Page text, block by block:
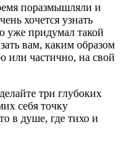
поразмышляли и
хочется узнать
уже придумал такой
вам, каким образом
или частично, на свой
три глубоких
себя точку
в душе, где тихо и